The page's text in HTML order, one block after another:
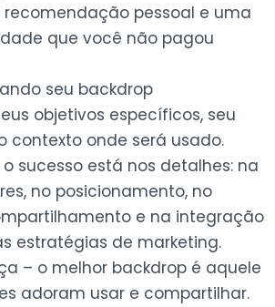
pessoal e uma
que você não pagou
seu backdrop
objetivos específicos, seu
contexto onde será usado.
sucesso está nos detalhes: na
no posicionamento, no
e na integração
estratégias de marketing.
– o melhor backdrop é aquele
adoram usar e compartilhar.